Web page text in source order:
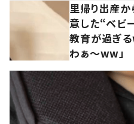
里帰り出産
意した“ベビ
教育が過ぎる
わぁ～ww」